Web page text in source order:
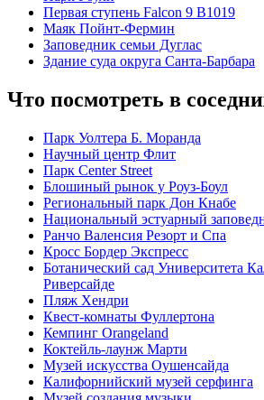
Первая ступень Falcon 9 B1019
Маяк Пойнт-Фермин
Заповедник семьи Дуглас
Здание суда округа Санта-Барбара
Что посмотреть в
Парк Уолтера Б. Моранда
Научный центр Флит
Парк Center Street
Блошиный рынок у Роуз-Боул
Региональный парк Дон Кнабе
Национальный эстуарный
Ранчо Валенсия Резорт и Спа
Кросс Бордер Экспресс
Ботанический сад Университета
Риверсайде
Пляж Хендри
Квест-комнаты Фуллертона
Кемпинг Orangeland
Коктейль-лаунж Марти
Музей искусства Оушенсайда
Калифорнийский музей серфинга